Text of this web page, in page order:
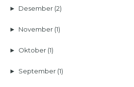
► Desember (2)
► November (1)
► Oktober (1)
► September (1)